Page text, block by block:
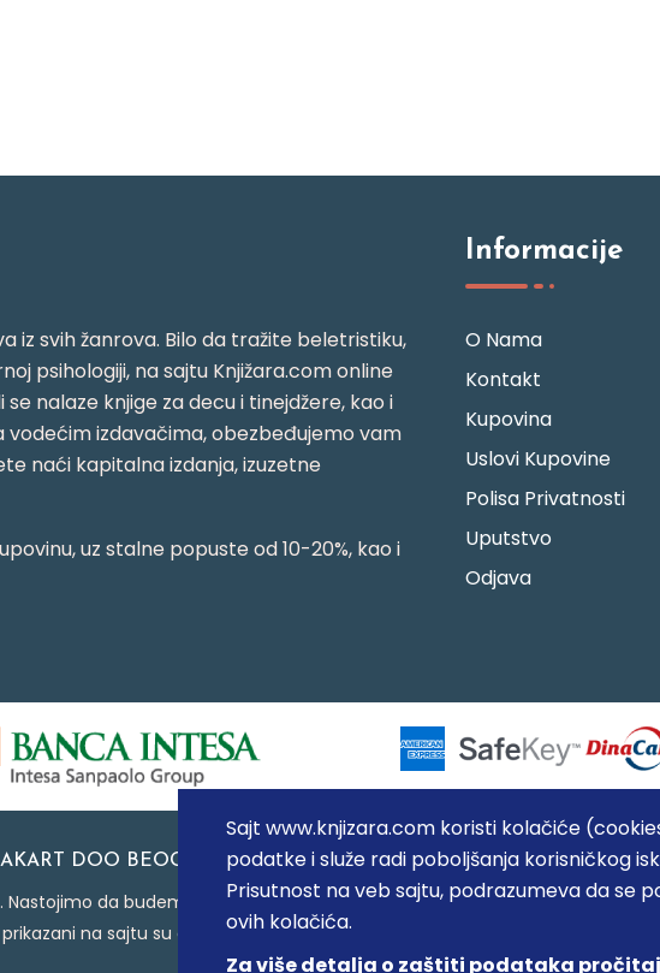
Sajt www.knjizara.com koristi kolačiće
podatke i služe radi poboljšanja korisničkog
Prisutnost na veb sajtu, podrazumeva da se
ovih kolačića.
Za više detalja o zaštiti podataka
iz svih žanrova. Bilo da tražite beletristiku,
psihologiji, na sajtu Knjižara.com online
nalaze knjige za decu i tinejdžere, kao i
vodećim izdavačima, obezbeđujemo vam
naći kapitalna izdanja, izuzetne
uz stalne popuste od 10-20%, kao i
Informacije
O Nama
Kontakt
Kupovina
Uslovi Kupovine
Polisa Privatnosti
Uputstvo
Odjava
DOO BEOGRAD (NOVI BEOGRAD), PIB: 105184104, MB:
da budemo što precizniji u opisu proizvoda, prikazu slika i samih
na sajtu su deo naše ponude i ne podrazumeva da su dostupni u